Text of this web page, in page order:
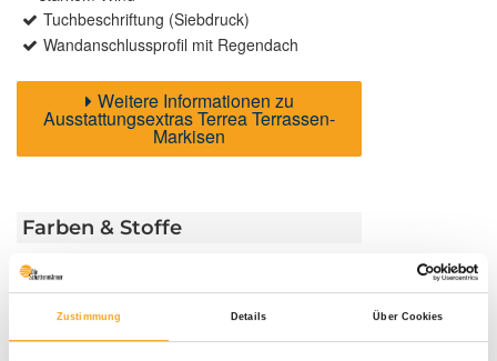
Zustimmung Details Über Cookies
Tuchbeschriftung (Siebdruck)
Wandanschlussprofil mit Regendach
Weitere Informationen zu
Ausstattungsextras Terrea Terrassen-
Markisen
Farben & Stoffe
Weitere Informationen
Das könnte Sie auch interessieren